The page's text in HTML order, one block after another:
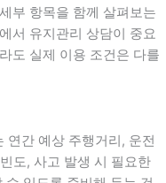
부 항목을 함께 살펴보는
서 유지관리 상담이 중요
도 실제 이용 조건은 다를
간 예상 주행거리, 운전
도, 사고 발생 시 필요한